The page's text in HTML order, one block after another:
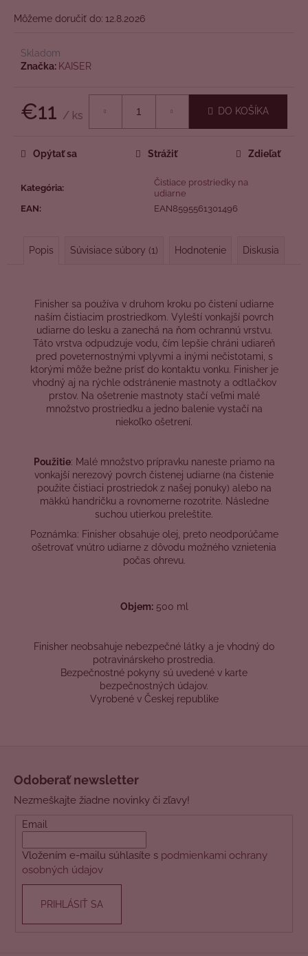
5
Môžeme doručiť do: 12.8.2026
Skladom
Značka: KAISER
€11 / ks DO KOŠÍKA
Kategória:
Čistiace prostriedky na
udiarne
EAN: EAN8595561301496
Opýtať sa Strážiť Zdieľať
Popis Súvisiace súbory (1) Hodnotenie Diskusia
Finisher sa používa v druhom kroku po čistení udiarne
naším čistiacim prostriedkom. Vyleští vonkajší povrch
udiarne do lesku a zanechá na ňom ochrannú vrstvu.
Táto vrstva odpudzuje vodu, čím lepšie chráni udiareň
pred poveternostnými vplyvmi a inými nečistotami, s
ktorými môže bežne prísť do kontaktu vonku. Finisher je
vhodný aj na rýchle odstránenie mastnoty a odtlačkov
prstov. Na ošetrenie mastnoty stačí veľmi malé
množstvo prostriedku a jedno balenie vystačí na
niekoľko ošetrení.
Použitie: Malé množstvo prípravku naneste priamo na
vonkajší nerezový povrch čistenej udiarne (na čistenie
použite čistiaci prostriedok z našej ponuky) alebo na
mäkkú handričku a rovnomerne rozotrite. Následne
suchou utierkou preleštite.
Poznámka: Finisher obsahuje olej, preto neodporúčame
ošetrovať vnútro udiarne z dôvodu možného vznietenia
počas ohrevu.
Objem:500 ml
Finisher neobsahuje nebezpečné látky a je vhodný do
potravinárskeho prostredia.
Bezpečnostné pokyny sú uvedené v karte
bezpečnostných údajov.
Vyrobené v Českej republike
a
e
Odoberať newsletter
Nezmeškajte žiadne novinky či zľavy!
Email
Vložením e-mailu súhlasíte s podmienkami ochrany
osobných údajov
PRIHLÁSIŤ SA